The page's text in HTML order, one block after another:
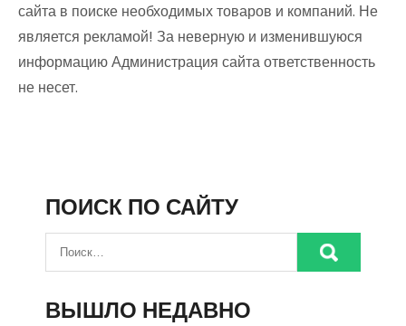
сайта в поиске необходимых товаров и компаний. Не
является рекламой! За неверную и изменившуюся
информацию Администрация сайта ответственность
не несет.
ПОИСК ПО САЙТУ
ВЫШЛО НЕДАВНО